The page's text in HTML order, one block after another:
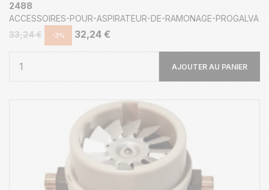
2488
ACCESSOIRES-POUR-ASPIRATEUR-DE-RAMONAGE-PROGALVA
33,24 €
-3% 32,24 €
AJOUTER AU PANIER